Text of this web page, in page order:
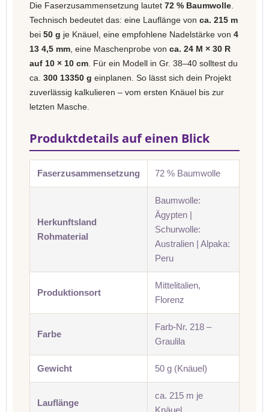
Die Faserzusammensetzung lautet 72 % Baumwolle
Technisch bedeutet das: eine Lauflänge von ca. 215 m
bei 50 g je Knäuel, eine empfohlene Nadelstärke von 4
13 4,5 mm , eine Maschenprobe von ca. 24 M × 30 R
auf 10 × 10 cm . Für ein Modell in Gr. 38–40 solltest du
ca. 300 13350 g einplanen. So lässt sich dein Projekt
zuverlässig kalkulieren – vom ersten Knäuel bis zur
letzten Masche.
Produktdetails auf einen Blick
Faserzusammensetzung 72 % Baumwolle
Herkunftsland
Rohmaterial
Baumwolle:
Ägypten |
Schurwolle:
Australien | Alpaka:
Peru
Produktionsort
Mittelitalien,
Florenz
Farbe
Farb-Nr. 218 –
Graulila
Gewicht 50 g (Knäuel)
Lauflänge
ca. 215 m je
Knäuel